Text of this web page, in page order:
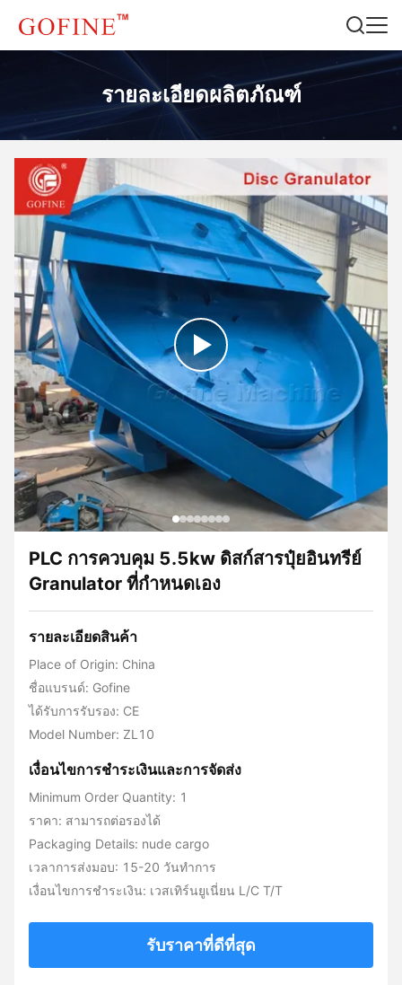
รายละเอียดผลิตภัณฑ์
PLC การควบคุม 5.5kw ดิสก์สารปุ๋ยอินทรีย์
Granulator ที่กําหนดเอง
รายละเอียดสินค้า
Place of Origin: China
ชื่อแบรนด์: Gofine
ได้รับการรับรอง: CE
Model Number: ZL10
เงื่อนไขการชําระเงินและการจัดส่ง
Minimum Order Quantity: 1
ราคา: สามารถต่อรองได้
Packaging Details: nude cargo
เวลาการส่งมอบ: 15-20 วันทำการ
เงื่อนไขการชำระเงิน: เวสเทิร์นยูเนี่ยน L/C T/T
รับราคาที่ดีที่สุด